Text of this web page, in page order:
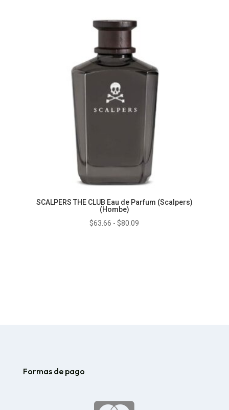
$80.09
SCALPERS THE CLUB Eau de Parfum (Scalpers)
(Hombe)
$63.66 - $80.09
Formas de pago